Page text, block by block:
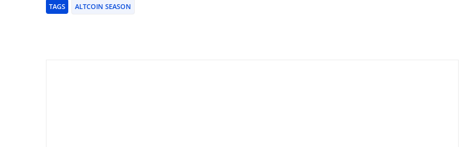
TAGS ALTCOIN SEASON